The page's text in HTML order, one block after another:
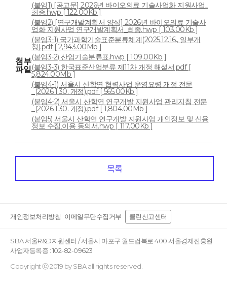
첨부
파일
(붙임1) [공고문] 2026년 바이오의료 기술사업화 지원사업_
최종.hwp [ 122.00Kb ]
(붙임2) [연구개발계획서 양식] 2026년 바이오의료 기술사
업화 지원사업 연구개발계획서_최종.hwp [ 103.00Kb ]
(붙임3-1) 국가과학기술표준분류체계(2025.12.16., 일부개
정).pdf [ 2,943.00Mb ]
(붙임3-2) 산업기술분류표.hwp [ 109.00Kb ]
(붙임3-3) 한국표준산업분류 제11차 개정 해설서.pdf [
5,824.00Mb ]
(붙임4-1) 서울시 산학연 협력사업 운영요령 개정 전문
_(2026.1.30. 개정).pdf [ 565.00Kb ]
(붙임4-2) 서울시 산학연 연구개발 지원사업 관리지침 전문
_(2026.1.30. 개정).pdf [ 1,804.00Mb ]
(붙임5) 서울시 산학연 연구개발 지원사업 개인정보 및 신용
정보 수집․이용 동의서.hwp [ 117.00Kb ]
목록
개인정보처리방침 이메일무단수집거부 클린신고센터
SBA 서울R&D지원센터 / 서울시 마포구 월드컵북로 400 서울경제진흥원
사업자등록증 : 102-82-09623
Copyright ⓒ 2019 by SBA all rights reserved.